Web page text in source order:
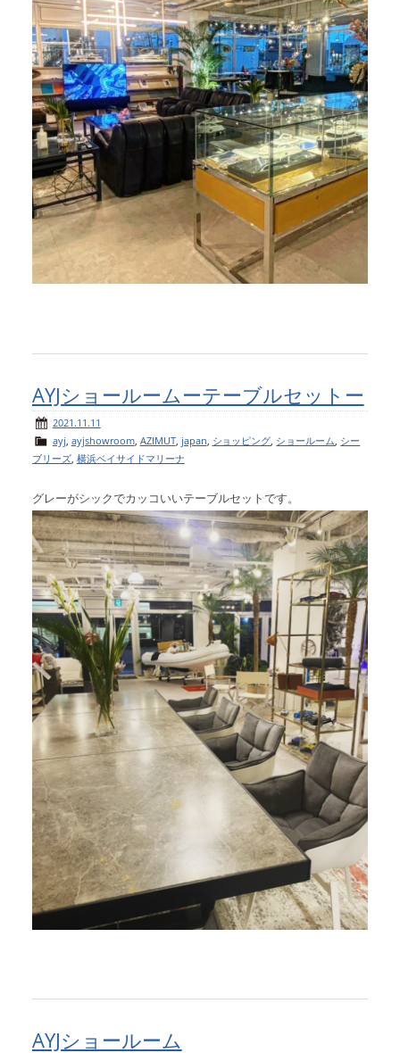
AYJショールームーテーブルセットー
2021.11.11
ayj ayjshowroom, AZIMUT, japan ショッピング ショールーム シー
ブリーズ, 横浜ベイサイドマリーナ
グレーがシックでカッコいいテーブルセットです。
AYJショールーム